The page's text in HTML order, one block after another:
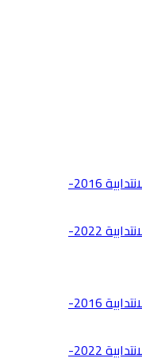
الولاية الانتدابية 2016-
الولاية الانتدابية 2022-
الولاية الانتدابية 2016-
الولاية الانتدابية 2022-